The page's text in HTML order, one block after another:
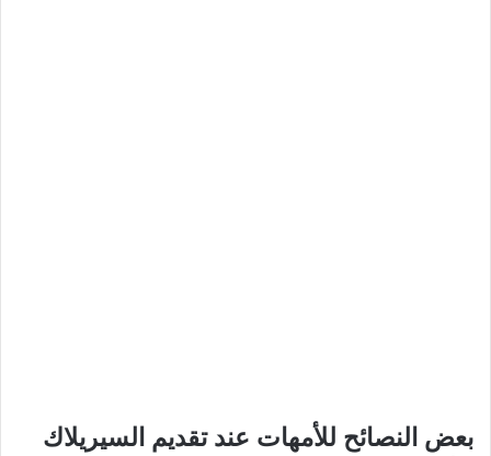
بعض النصائح للأمهات عند تقديم السيريلاك